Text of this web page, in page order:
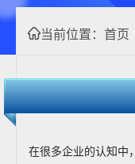
当前位置： 首页
在很多企业的认知中